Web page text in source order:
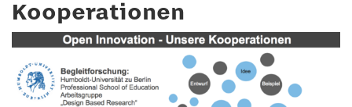
Kooperationen